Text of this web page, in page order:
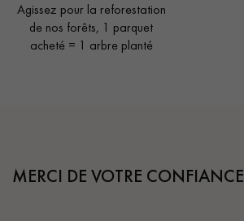
Agissez pour la reforestation
de nos forêts, 1 parquet
acheté = 1 arbre planté
MERCI DE VOTRE CONFIANCE